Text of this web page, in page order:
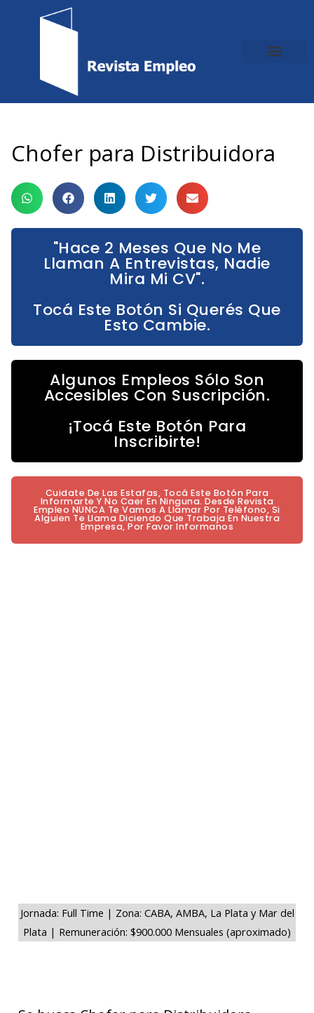
Chofer para Distribuidora
"Hace 2 Meses Que No Me
Llaman A Entrevistas, Nadie
Mira Mi CV".
Tocá Este Botón Si Querés Que
Esto Cambie.
Algunos Empleos Sólo Son
Accesibles Con Suscripción.
¡Tocá Este Botón Para
Inscribirte!
Cuidate De Las Estafas, Tocá Este Botón Para
Informarte Y No Caer En Ninguna. Desde Revista
Empleo NUNCA Te Vamos A Llamar Por Teléfono, Si
Alguien Te Llama Diciendo Que Trabaja En Nuestra
Empresa, Por Favor Informanos
Jornada: Full Time | Zona: CABA, AMBA, La Plata y Mar del
Plata | Remuneración: $900.000 Mensuales (aproximado)